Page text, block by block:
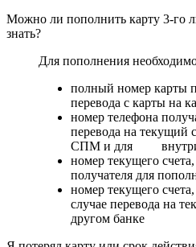
Можно ли пополнить карту 3-го
знать?
Для пополнения
полный номер карты
перевода с карты на
номер телефона
перевода на текущий
СПМ и для
номер текущего
получателя для
номер текущего
случае перевода на
другом банке